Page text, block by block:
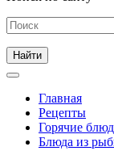
Главная
Рецепты
Горячие
Блюда из